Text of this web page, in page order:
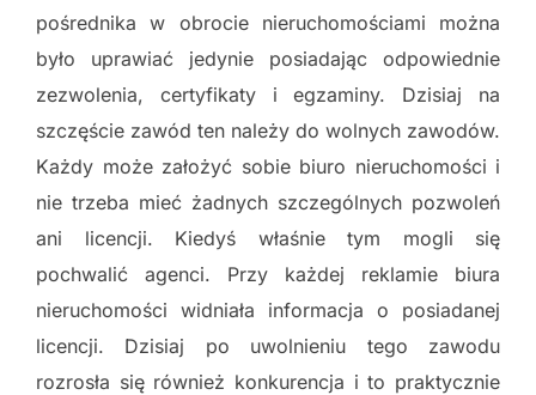
pośrednika w obrocie nieruchomościami można
było uprawiać jedynie posiadając odpowiednie
zezwolenia, certyfikaty i egzaminy. Dzisiaj na
szczęście zawód ten należy do wolnych zawodów.
Każdy może założyć sobie biuro nieruchomości i
nie trzeba mieć żadnych szczególnych pozwoleń
ani licencji. Kiedyś właśnie tym mogli się
pochwalić agenci. Przy każdej reklamie biura
nieruchomości widniała informacja o posiadanej
licencji. Dzisiaj po uwolnieniu tego zawodu
rozrosła się również konkurencja i to praktycznie